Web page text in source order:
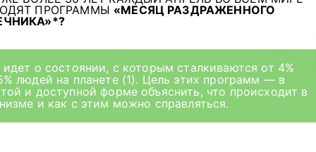
ПРОГРАММЫ «МЕСЯЦ РАЗДРАЖЕННОГО
идет о состоянии, с которым сталкиваются от 4%
людей на планете (1). Цель этих программ — в
и доступной форме объяснить, что происходит в
и как с этим можно справляться.